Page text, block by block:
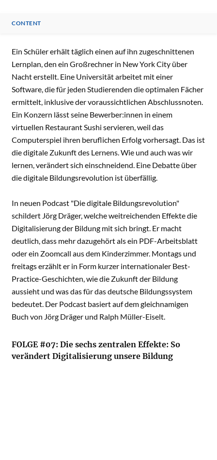
CONTENT
CONTENT
Ein Schüler erhält täglich einen auf ihn zugeschnittenen
Lernplan, den ein Großrechner in New York City über
Nacht erstellt. Eine Universität arbeitet mit einer
Software, die für jeden Studierenden die optimalen Fächer
ermittelt, inklusive der voraussichtlichen Abschlussnoten.
Ein Konzern lässt seine Bewerber:innen in einem
virtuellen Restaurant Sushi servieren, weil das
Computerspiel ihren beruflichen Erfolg vorhersagt. Das ist
die digitale Zukunft des Lernens. Wie und auch was wir
lernen, verändert sich einschneidend. Eine Debatte über
die digitale Bildungsrevolution ist überfällig.
In neuen Podcast "Die digitale Bildungsrevolution"
schildert Jörg Dräger, welche weitreichenden Effekte die
Digitalisierung der Bildung mit sich bringt. Er macht
deutlich, dass mehr dazugehört als ein PDF-Arbeitsblatt
oder ein Zoomcall aus dem Kinderzimmer. Montags und
freitags erzählt er in Form kurzer internationaler Best-
Practice-Geschichten, wie die Zukunft der Bildung
aussieht und was das für das deutsche Bildungssystem
bedeutet. Der Podcast basiert auf dem gleichnamigen
Buch von Jörg Dräger und Ralph Müller-Eiselt.
FOLGE #07: Die sechs zentralen Effekte: So
verändert Digitalisierung unsere Bildung